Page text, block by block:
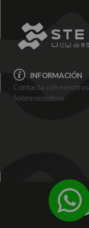
INFORMACIÓN
Contacta con nosotros
Sobre nosotros